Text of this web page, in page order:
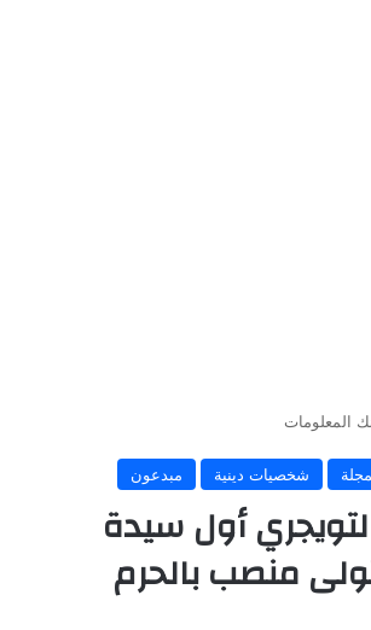
المعلومات
شخصيات دينية مبدعون
أول سيدة
منصب بالحرم